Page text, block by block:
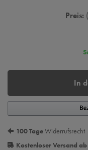
Preis:
In
100 TageWiderrufsrecht
Kostenloser Versand ab